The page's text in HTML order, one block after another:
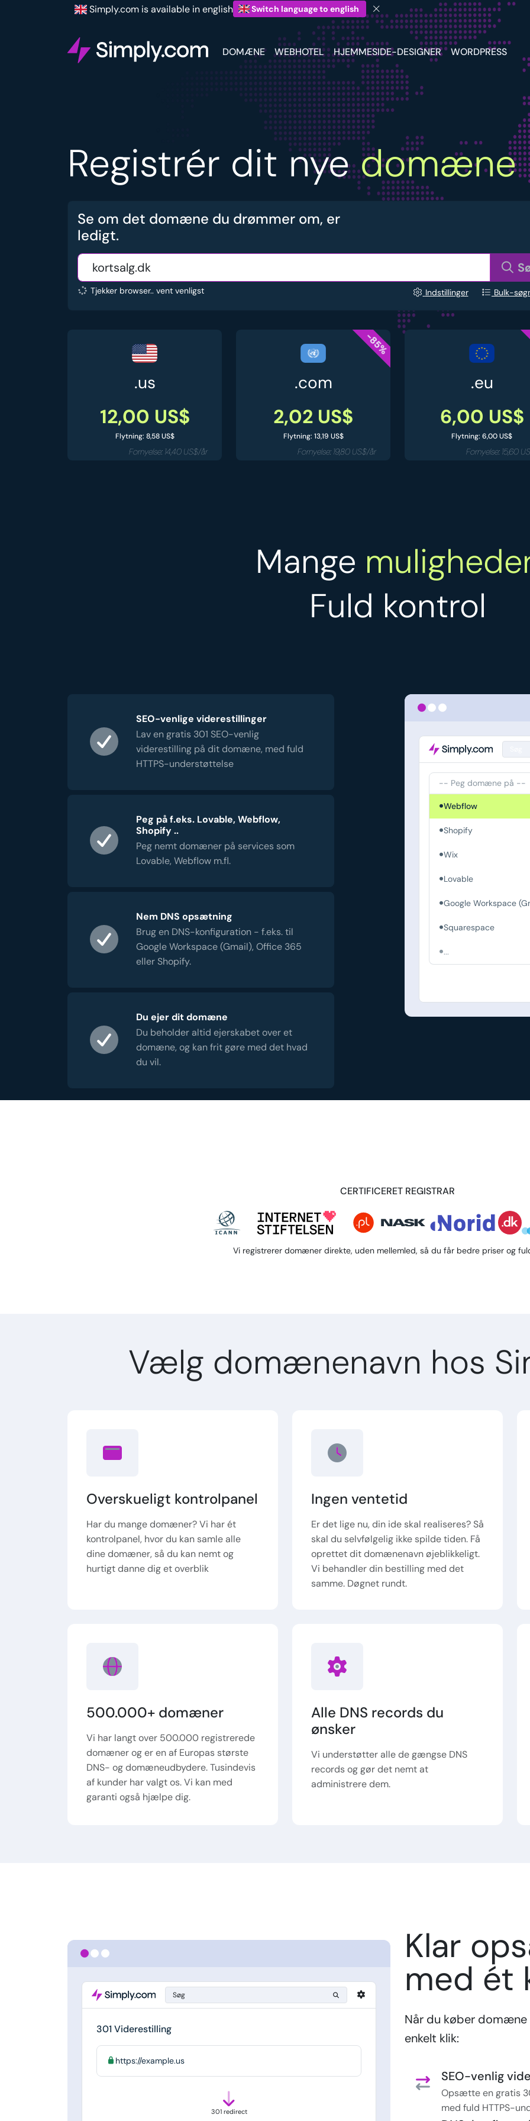
Simply.com is available in english Switch language to english
DOMÆNE WEBHOTEL HJEMMESIDE-DESIGNER WORDPRESS
Registrér dit nyedomæne
Se om det domæne du drømmer om, er
ledigt.
Tjekker browser.. vent venligst Indstillinger Bulk-
.us
12,00 US$
Flytning: 8,58 US$
Fornyelse: 14,40 US$/år
-85%
.com
2,02 US$
Flytning: 13,19 US$
Fornyelse: 19,80 US$/år
.eu
6,00 US$
Flytning: 6,00 US$
Fornyelse: 15,60
Mange
Fuld kontrol
SEO-venlige viderestillinger
Lav en gratis 301 SEO-venlig
viderestilling på dit domæne, med fuld
HTTPS-understøttelse
Peg på f.eks. Lovable, Webflow,
Shopify ..
Peg nemt domæner på services som
Lovable, Webflow m.fl.
Nem DNS opsætning
Brug en DNS-konfiguration - f.eks. til
Google Workspace (Gmail), Office 365
eller Shopify.
Du ejer dit domæne
Du beholder altid ejerskabet over et
domæne, og kan frit gøre med det hvad
du vil.
-- Peg domæne på --
Webflow
Shopify
Wix
Lovable
Google Workspace
Squarespace
...
CERTIFICERET REGISTRAR
Vi registrerer domæner direkte, uden mellemled, så du får bedre priser og
Vælg domænenavn hos
Overskueligt kontrolpanel
Har du mange domæner? Vi har ét
kontrolpanel, hvor du kan samle alle
dine domæner, så du kan nemt og
hurtigt danne dig et overblik
Ingen ventetid
Er det lige nu, din ide skal realiseres? Så
skal du selvfølgelig ikke spilde tiden. Få
oprettet dit domænenavn øjeblikkeligt.
Vi behandler din bestilling med det
samme. Døgnet rundt.
500.000+ domæner
Vi har langt over 500.000 registrerede
domæner og er en af Europas største
DNS- og domæneudbydere. Tusindevis
af kunder har valgt os. Vi kan med
garanti også hjælpe dig.
Alle DNS records du
ønsker
Vi understøtter alle de gængse DNS
records og gør det nemt at
administrere dem.
Søg
301 Viderestilling
https://example.us
301 redirect
Klar
med ét
Når du køber domæne
enkelt klik:
SEO-venlig
Opsætte en gratis
med fuld HTTPS-